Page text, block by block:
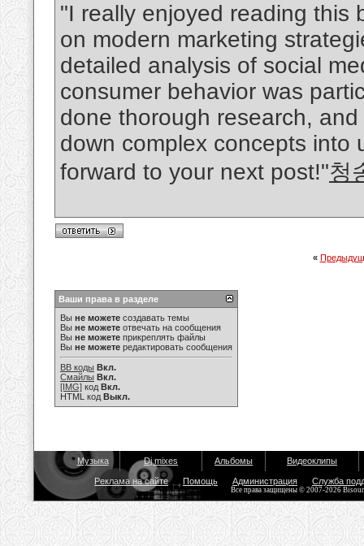
"I really enjoyed reading this
on modern marketing
detailed analysis of social
consumer behavior was
done thorough research,
down complex concepts into
forward to your next post!"청
«
Ваши права в разделе
Вы не можете создавать темы
Вы не можете отвечать на сообщения
Вы не можете прикреплять файлы
Вы не можете редактировать сообщения
BB коды Вкл.
Смайлы Вкл.
[IMG] код Вкл.
HTML код Выкл.
Музыка Dj mixes Альбомы Видеоклипы
Реклама на сайте Помощь Администрация Служба
Все права защищены © 2007-2026